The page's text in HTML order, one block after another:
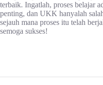
terbaik. Ingatlah, proses belajar
penting, dan UKK hanyalah
sejauh mana proses itu telah
semoga sukses!